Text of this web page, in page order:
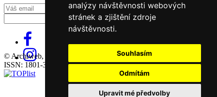
analýzy návštěvnosti webových
stránek a zjištění zdroje
návštěvnosti.
Souhlasím
Odmítám
Upravit mé předvolby
Fill in „nospam“
© Archiweb, s.r.o. 1997-2026
ISSN: 1801-3902